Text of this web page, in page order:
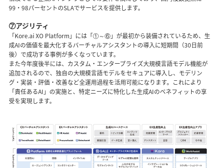
99・98パーセントのSLAでサービスを提供します。
⑦アジリティ
「Kore.ai XO Platform」には「①～⑥」が最初から装備されているため、生
成AIの価値を最大化するバーチャルアシスタントの導入に短期間（30日前
後）で成功する事例が多くなっています。
また今年度後半には、カスタム・エンタープライズ大規模言語モデル機能が
追加されるので、独自の大規模言語モデルをセキュアに導入し、モデリン
グ・実装・評価・改善など全運用過程を活用可能になります。これにより
「責任あるAI」の実施と、特定ニーズに特化した生成AIのベネフィットの享
受を実現します。